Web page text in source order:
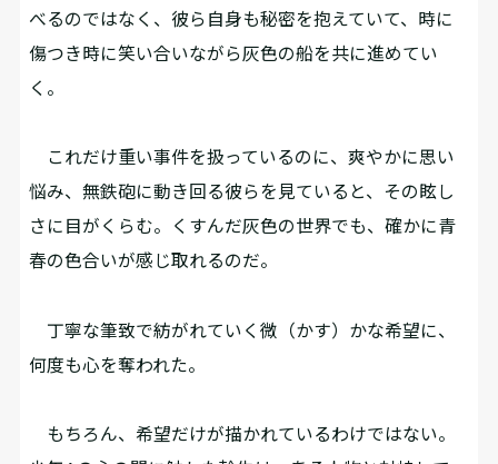
べるのではなく、彼ら自身も秘密を抱えていて、時に
傷つき時に笑い合いながら灰色の船を共に進めてい
く。
これだけ重い事件を扱っているのに、爽やかに思い
悩み、無鉄砲に動き回る彼らを見ていると、その眩し
さに目がくらむ。くすんだ灰色の世界でも、確かに青
春の色合いが感じ取れるのだ。
丁寧な筆致で紡がれていく微（かす）かな希望に、
何度も心を奪われた。
もちろん、希望だけが描かれているわけではない。